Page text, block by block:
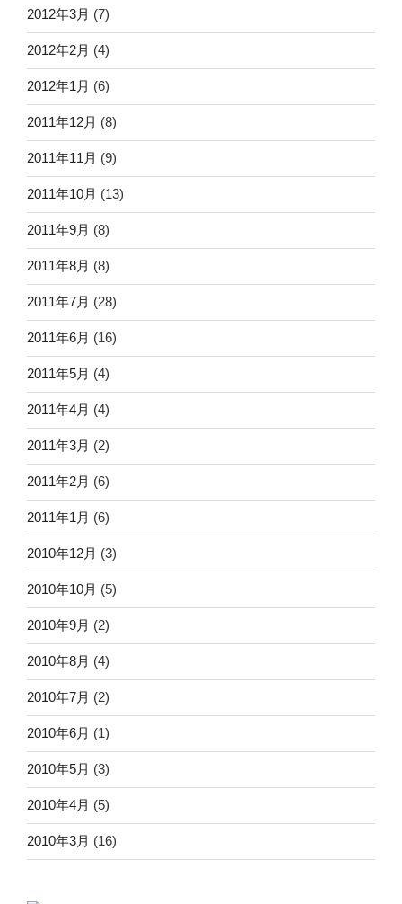
2012年3月 (7)
2012年2月 (4)
2012年1月 (6)
2011年12月 (8)
2011年11月 (9)
2011年10月 (13)
2011年9月 (8)
2011年8月 (8)
2011年7月 (28)
2011年6月 (16)
2011年5月 (4)
2011年4月 (4)
2011年3月 (2)
2011年2月 (6)
2011年1月 (6)
2010年12月 (3)
2010年10月 (5)
2010年9月 (2)
2010年8月 (4)
2010年7月 (2)
2010年6月 (1)
2010年5月 (3)
2010年4月 (5)
2010年3月 (16)